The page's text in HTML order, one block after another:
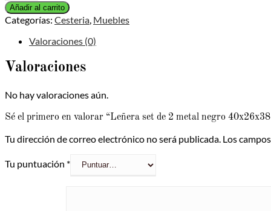
de
2
negro
cm
Añadir al carrito
Categorías: Cesteria, Muebles
Valoraciones (0)
Valoraciones
No hay valoraciones aún.
Sé el primero en valorar “Leñera set de 2 metal negro
Tu dirección de correo electrónico no será publicada. Los
Tu puntuación *